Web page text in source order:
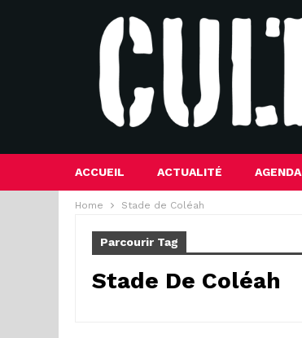
ACCUEIL ACTUALITÉ AGENDA
Home Stade de Coléah
Parcourir Tag
Stade De Coléah